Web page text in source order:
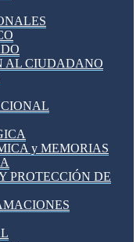
AL CIUDADANO
y MEMORIAS
PROTECCIÓN DE